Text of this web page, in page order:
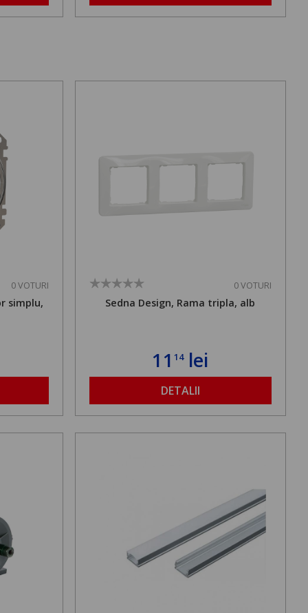
0 VOTURI
simplu,
0 VOTURI
Sedna Design, Rama tripla, alb
1114lei
DETALII